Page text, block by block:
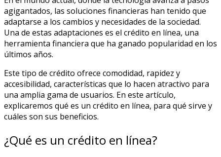
agigantados, las soluciones financieras han tenido que
adaptarse a los cambios y necesidades de la sociedad.
Una de estas adaptaciones es el crédito en línea, una
herramienta financiera que ha ganado popularidad en los
últimos años.
Este tipo de crédito ofrece comodidad, rapidez y
accesibilidad, características que lo hacen atractivo para
una amplia gama de usuarios. En este artículo,
explicaremos qué es un crédito en línea, para qué sirve y
cuáles son sus beneficios.
¿Qué es un crédito en línea?